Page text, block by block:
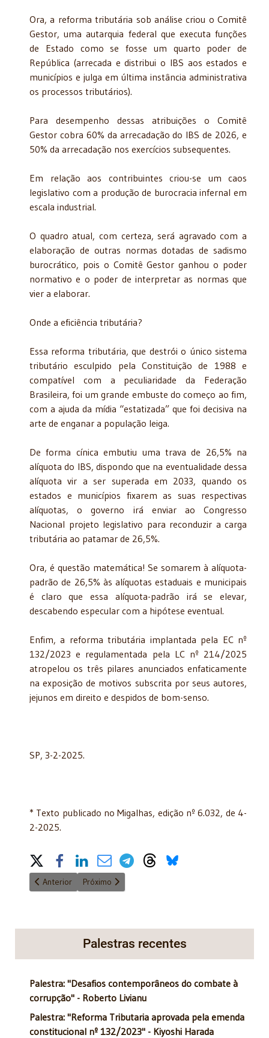
Ora, a reforma tributária sob análise criou o Comitê
Gestor, uma autarquia federal que executa funções
de Estado como se fosse um quarto poder de
República (arrecada e distribui o IBS aos estados e
municípios e julga em última instância administrativa
os processos tributários).
Para desempenho dessas atribuições o Comitê
Gestor cobra 60% da arrecadação do IBS de 2026, e
50% da arrecadação nos exercícios subsequentes.
Em relação aos contribuintes criou-se um caos
legislativo com a produção de burocracia infernal em
escala industrial.
O quadro atual, com certeza, será agravado com a
elaboração de outras normas dotadas de sadismo
burocrático, pois o Comitê Gestor ganhou o poder
normativo e o poder de interpretar as normas que
vier a elaborar.
Onde a eficiência tributária?
Essa reforma tributária, que destrói o único sistema
tributário esculpido pela Constituição de 1988 e
compatível com a peculiaridade da Federação
Brasileira, foi um grande embuste do começo ao fim,
com a ajuda da mídia “estatizada” que foi decisiva na
arte de enganar a população leiga.
De forma cínica embutiu uma trava de 26,5% na
alíquota do IBS, dispondo que na eventualidade dessa
alíquota vir a ser superada em 2033, quando os
estados e municípios fixarem as suas respectivas
alíquotas, o governo irá enviar ao Congresso
Nacional projeto legislativo para reconduzir a carga
tributária ao patamar de 26,5%.
Ora, é questão matemática! Se somarem à alíquota-
padrão de 26,5% às alíquotas estaduais e municipais
é claro que essa alíquota-padrão irá se elevar,
descabendo especular com a hipótese eventual.
Enfim, a reforma tributária implantada pela EC nº
132/2023 e regulamentada pela LC nº 214/2025
atropelou os três pilares anunciados enfaticamente
na exposição de motivos subscrita por seus autores,
jejunos em direito e despidos de bom-senso.
SP, 3-2-2025.
* Texto publicado no Migalhas, edição nº 6.032, de 4-
2-2025.
Share on Social Media
Artigo anterior: Se correr o bicho pega e se ficar o bicho come
Anterior Próximo artigo: Majoração de taxa de fiscalização
Próximo
Palestras recentes
Palestra: "Desafios contemporâneos do combate à
corrupção" - Roberto Livianu
Palestra: "Reforma Tributaria aprovada pela emenda
constitucional nº 132/2023" - Kiyoshi Harada